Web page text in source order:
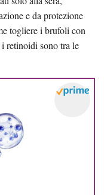
e da protezione
togliere i brufoli con
retinoidi sono tra le